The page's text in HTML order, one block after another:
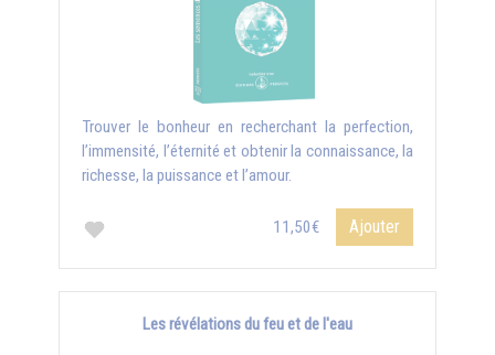
Trouver le bonheur en recherchant la perfection,
l’immensité, l’éternité et obtenir la connaissance, la
richesse, la puissance et l’amour.
11,50€ Ajouter
Les révélations du feu et de l'eau